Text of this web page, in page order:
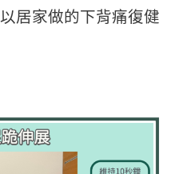
居家做的下背痛復健